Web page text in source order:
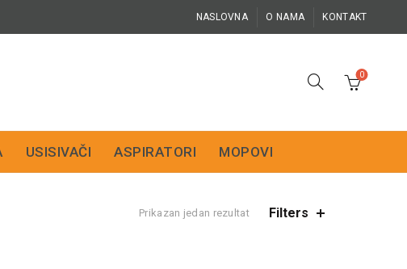
NASLOVNA O NAMA KONTAKT
0
USISIVAČI ASPIRATORI MOPOVI
Prikazan jedan rezultat Filters